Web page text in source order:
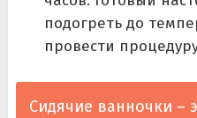
подогреть до
провести
Сидячие ванночки –